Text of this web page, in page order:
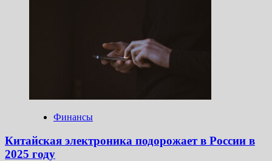
Финансы
Китайская электроника подорожает в России в
2025 году